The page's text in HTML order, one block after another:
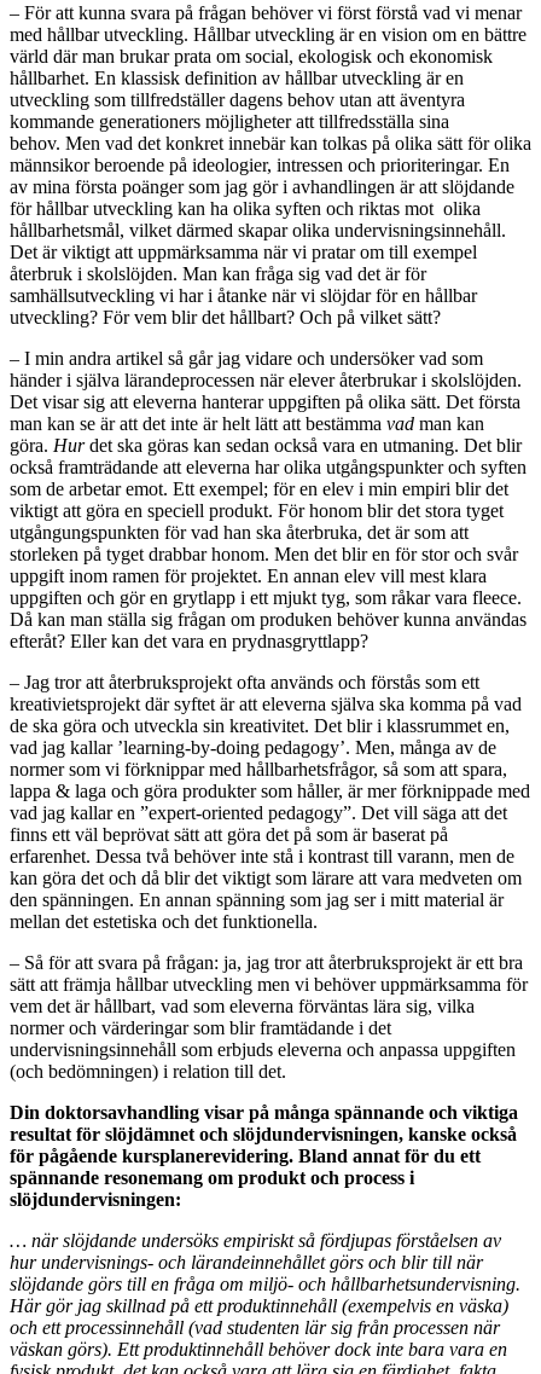
– För att kunna svara på frågan behöver vi först förstå vad vi menar
med hållbar utveckling. Hållbar utveckling är en vision om en bättre
värld där man brukar prata om social, ekologisk och ekonomisk
hållbarhet. En klassisk definition av hållbar utveckling är en
utveckling som tillfredställer dagens behov utan att äventyra
kommande generationers möjligheter att tillfredsställa sina
behov. Men vad det konkret innebär kan tolkas på olika sätt för olika
männsikor beroende på ideologier, intressen och prioriteringar. En
av mina första poänger som jag gör i avhandlingen är att slöjdande
för hållbar utveckling kan ha olika syften och riktas mot olika
hållbarhetsmål, vilket därmed skapar olika undervisningsinnehåll.
Det är viktigt att uppmärksamma när vi pratar om till exempel
återbruk i skolslöjden. Man kan fråga sig vad det är för
samhällsutveckling vi har i åtanke när vi slöjdar för en hållbar
utveckling? För vem blir det hållbart? Och på vilket sätt?
– I min andra artikel så går jag vidare och undersöker vad som
händer i själva lärandeprocessen när elever återbrukar i skolslöjden.
Det visar sig att eleverna hanterar uppgiften på olika sätt. Det första
man kan se är att det inte är helt lätt att bestämma vad man kan
göra. Hurdet ska göras kan sedan också vara en utmaning. Det blir
också framträdande att eleverna har olika utgångspunkter och syften
som de arbetar emot. Ett exempel; för en elev i min empiri blir det
viktigt att göra en speciell produkt. För honom blir det stora tyget
utgångungspunkten för vad han ska återbruka, det är som att
storleken på tyget drabbar honom. Men det blir en för stor och svår
uppgift inom ramen för projektet. En annan elev vill mest klara
uppgiften och gör en grytlapp i ett mjukt tyg, som råkar vara fleece.
Då kan man ställa sig frågan om produken behöver kunna användas
efteråt? Eller kan det vara en prydnasgryttlapp?
– Jag tror att återbruksprojekt ofta används och förstås som ett
kreativietsprojekt där syftet är att eleverna själva ska komma på vad
de ska göra och utveckla sin kreativitet. Det blir i klassrummet en,
vad jag kallar ’learning-by-doing pedagogy’. Men, många av de
normer som vi förknippar med hållbarhetsfrågor, så som att spara,
lappa & laga och göra produkter som håller, är mer förknippade med
vad jag kallar en ”expert-oriented pedagogy”. Det vill säga att det
finns ett väl beprövat sätt att göra det på som är baserat på
erfarenhet. Dessa två behöver inte stå i kontrast till varann, men de
kan göra det och då blir det viktigt som lärare att vara medveten om
den spänningen. En annan spänning som jag ser i mitt material är
mellan det estetiska och det funktionella.
– Så för att svara på frågan: ja, jag tror att återbruksprojekt är ett bra
sätt att främja hållbar utveckling men vi behöver uppmärksamma för
vem det är hållbart, vad som eleverna förväntas lära sig, vilka
normer och värderingar som blir framtädande i det
undervisningsinnehåll som erbjuds eleverna och anpassa uppgiften
(och bedömningen) i relation till det.
Din doktorsavhandling visar på många spännande och viktiga
resultat för slöjdämnet och slöjdundervisningen, kanske också
för pågående kursplanerevidering. Bland annat för du ett
spännande resonemang om produkt och process i
slöjdundervisningen:
… när slöjdande undersöks empiriskt så fördjupas förståelsen av
hur undervisnings- och lärandeinnehållet görs och blir till när
slöjdande görs till en fråga om miljö- och hållbarhetsundervisning.
Här gör jag skillnad på ett produktinnehåll (exempelvis en väska)
och ett processinnehåll (vad studenten lär sig från processen när
väskan görs). Ett produktinnehåll behöver dock inte bara vara en